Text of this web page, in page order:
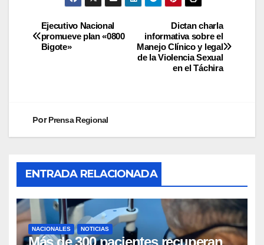
Dictan charla
informativa sobre el
Manejo Clínico y legal
de la Violencia Sexual
en el Táchira
Ejecutivo Nacional
promueve plan «0800
Bigote»
PorPrensa Regional
ENTRADA RELACIONADA
NACIONALES NOTICIAS